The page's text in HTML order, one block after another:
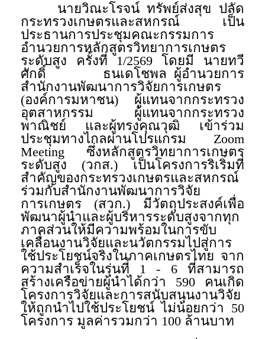
นายวิณะโรจน์ ทรัพย์ส่งสุข ปลัด
กระทรวงเกษตรและสหกรณ์ เป็น
ประธานการประชุมคณะกรรมการ
อำนวยการหลักสูตรวิทยาการเกษตร
ระดับสูง ครั้งที่ 1/2569 โดยมี นายทวี
ศักดิ์ ธนเดโชพล ผู้อำนวยการ
สำนักงานพัฒนาการวิจัยการเกษตร
(องค์การมหาชน) ผู้แทนจากกระทรวง
อุตสาหกรรม ผู้แทนจากกระทรวง
พาณิชย์ และผู้ทรงคุณวุฒิ เข้าร่วม
ประชุมทางไกลผ่านโปรแกรม Zoom
Meeting ซึ่งหลักสูตรวิทยาการเกษตร
ระดับสูง (วกส.) เป็นโครงการริเริ่มที่
สำคัญของกระทรวงเกษตรและสหกรณ์
ร่วมกับสำนักงานพัฒนาการวิจัย
การเกษตร (สวก.) มีวัตถุประสงค์เพื่อ
พัฒนาผู้นำและผู้บริหารระดับสูงจากทุก
ภาคส่วนให้มีความพร้อมในการขับ
เคลื่อนงานวิจัยและนวัตกรรมไปสู่การ
ใช้ประโยชน์จริงในภาคเกษตรไทย จาก
ความสำเร็จในรุ่นที่ 1 - 6 ที่สามารถ
สร้างเครือข่ายผู้นำได้กว่า 590 คนเกิด
โครงการวิจัยและการสนับสนุนงานวิจัย
ให้ถูกนำไปใช้ประโยชน์ ไม่น้อยกว่า 50
โครงการ มูลค่ารวมกว่า 100 ล้านบาท